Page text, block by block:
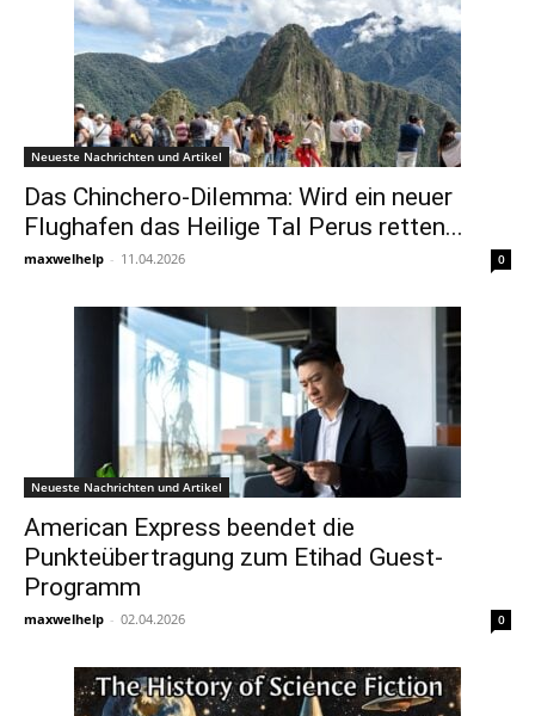
Neueste Nachrichten und Artikel
Das Chinchero-Dilemma: Wird ein neuer
Flughafen das Heilige Tal Perus retten...
maxwelhelp - 11.04.2026 0
Neueste Nachrichten und Artikel
American Express beendet die
Punkteübertragung zum Etihad Guest-
Programm
maxwelhelp - 02.04.2026 0